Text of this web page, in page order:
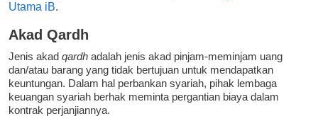
Utama iB.
Akad Qardh
Jenis akad qardh adalah jenis akad pinjam-meminjam uang
dan/atau barang yang tidak bertujuan untuk mendapatkan
keuntungan. Dalam hal perbankan syariah, pihak lembaga
keuangan syariah berhak meminta pergantian biaya dalam
kontrak perjanjiannya.